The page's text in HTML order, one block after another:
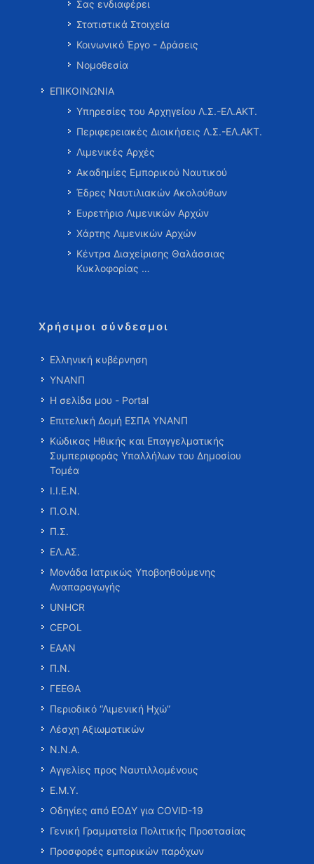
Σας ενδιαφέρει
Στατιστικά Στοιχεία
Κοινωνικό Έργο - Δράσεις
Νομοθεσία
ΕΠΙΚΟΙΝΩΝΙΑ
Υπηρεσίες του Αρχηγείου Λ.Σ.-ΕΛ.ΑΚΤ.
Περιφερειακές Διοικήσεις Λ.Σ.-ΕΛ.ΑΚΤ.
Λιμενικές Αρχές
Ακαδημίες Εμπορικού Ναυτικού
Έδρες Ναυτιλιακών Ακολούθων
Ευρετήριο Λιμενικών Αρχών
Χάρτης Λιμενικών Αρχών
Κέντρα Διαχείρισης Θαλάσσιας
Κυκλοφορίας …
Χρήσιμοι σύνδεσμοι
Ελληνική κυβέρνηση
ΥΝΑΝΠ
Η σελίδα μου - Portal
Επιτελική Δομή ΕΣΠΑ ΥΝΑΝΠ
Κώδικας Ηθικής και Επαγγελματικής
Συμπεριφοράς Υπαλλήλων του Δημοσίου
Τομέα
Ι.Ι.Ε.Ν.
Π.Ο.Ν.
Π.Σ.
ΕΛ.ΑΣ.
Μονάδα Ιατρικώς Υποβοηθούμενης
Αναπαραγωγής
UNHCR
CEPOL
ΕΑΑΝ
Π.Ν.
ΓΕΕΘΑ
Περιοδικό “Λιμενική Ηχώ”
Λέσχη Αξιωματικών
Ν.Ν.Α.
Αγγελίες προς Ναυτιλλομένους
Ε.Μ.Υ.
Οδηγίες από ΕΟΔΥ για COVID-19
Γενική Γραμματεία Πολιτικής Προστασίας
Προσφορές εμπορικών παρόχων